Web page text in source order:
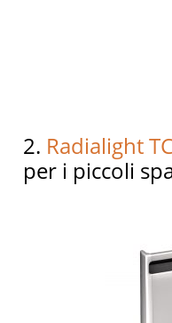
2. Radialight
per i piccoli